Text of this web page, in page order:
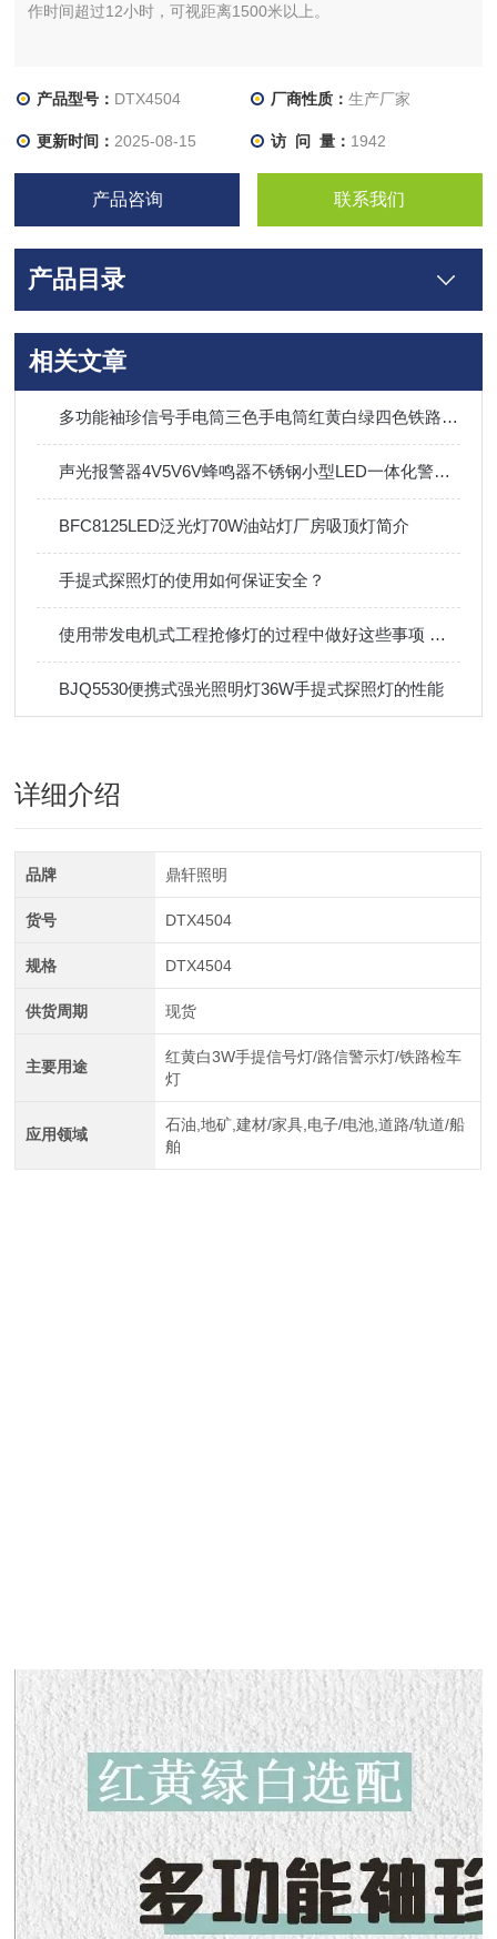
作时间超过12小时，可视距离1500米以上。
产品型号： DTX4504 厂商性质： 生产厂家
更新时间： 2025-08-15 访 问 量： 1942
产品咨询 联系我们
产品目录
相关文章
多功能袖珍信号手电筒三色手电筒红黄白绿四色铁路信号灯强光信号
声光报警器4V5V6V蜂鸣器不锈钢小型LED一体化警示警报报警灯
BFC8125LED泛光灯70W油站灯厂房吸顶灯简介
手提式探照灯的使用如何保证安全？
使用带发电机式工程抢修灯的过程中做好这些事项 好处多多
BJQ5530便携式强光照明灯36W手提式探照灯的性能
详细介绍
品牌 鼎轩照明
货号 DTX4504
规格 DTX4504
供货周期 现货
主要用途
红黄白3W手提信号灯/路信警示灯/铁路检车
灯
应用领域
石油,地矿,建材/家具,电子/电池,道路/轨道/船
舶